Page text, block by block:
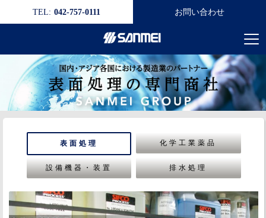
表面処理 化学工業薬品
設備機器・装置 排水処理
TEL: 042-757-0111 お問い合わせ